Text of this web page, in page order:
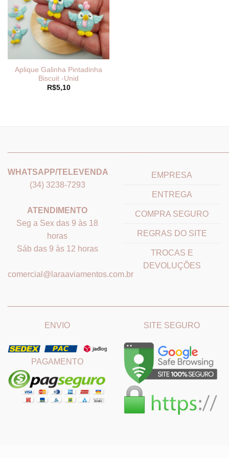
Aplique Galinha Pintadinha
Biscuit -Unid
R$5,10
WHATSAPP/TELEVENDA
(34) 3238-7293
ATENDIMENTO
Seg a Sex das 9 às 18
horas
Sáb das 9 às 12 horas
comercial@laraaviamentos.com.br
EMPRESA
ENTREGA
COMPRA SEGURO
REGRAS DO SITE
TROCAS E
DEVOLUÇÕES
ENVIO
PAGAMENTO
SITE SEGURO